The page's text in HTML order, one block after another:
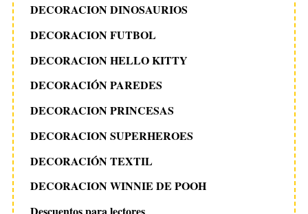
DECORACION DINOSAURIOS
DECORACION FUTBOL
DECORACION HELLO KITTY
DECORACIÓN PAREDES
DECORACION PRINCESAS
DECORACION SUPERHEROES
DECORACIÓN TEXTIL
DECORACION WINNIE DE POOH
f
o
: